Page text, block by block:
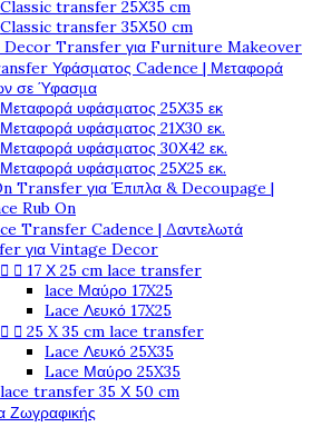
Classic transfer 25Χ35 cm
Classic transfer 35Χ50 cm
Decor Transfer για Furniture Makeover
Υφάσματος Cadence | Μεταφορά
σε Ύφασμα
Μεταφορά υφάσματος 25Χ35 εκ
Μεταφορά υφάσματος 21Χ30 εκ.
Μεταφορά υφάσματος 30Χ42 εκ.
Μεταφορά υφάσματος 25Χ25 εκ.
Transfer για Έπιπλα & Decoupage |
Rub On
Transfer Cadence | Δαντελωτά
για Vintage Decor
  17 Χ 25 cm lace transfer
lace Μαύρο 17X25
Lace Λευκό 17X25
  25 X 35 cm lace transfer
Lace Λευκό 25X35
Lace Μαύρο 25X35
lace transfer 35 Χ 50 cm
Ζωγραφικής